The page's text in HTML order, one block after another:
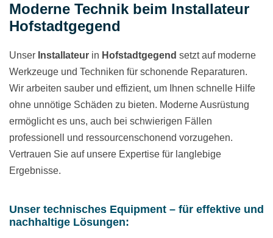
Moderne Technik beim Installateur
Hofstadtgegend
Unser Installateur in Hofstadtgegend setzt auf moderne
Werkzeuge und Techniken für schonende Reparaturen.
Wir arbeiten sauber und effizient, um Ihnen schnelle Hilfe
ohne unnötige Schäden zu bieten. Moderne Ausrüstung
ermöglicht es uns, auch bei schwierigen Fällen
professionell und ressourcenschonend vorzugehen.
Vertrauen Sie auf unsere Expertise für langlebige
Ergebnisse.
Unser technisches Equipment – für effektive und
nachhaltige Lösungen: